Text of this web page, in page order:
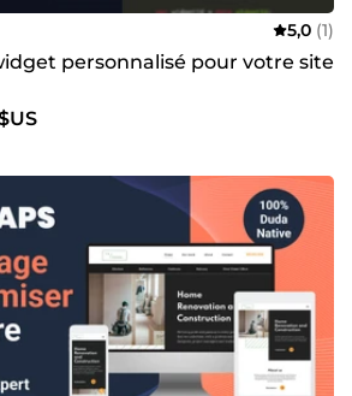
5,0 (1)
personnalisé pour votre site